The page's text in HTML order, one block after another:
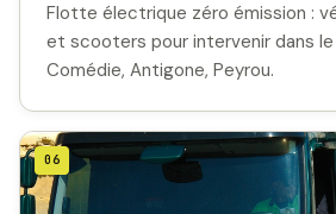
Flotte électrique zéro émission :
et scooters pour intervenir dans
Comédie, Antigone, Peyrou.
06